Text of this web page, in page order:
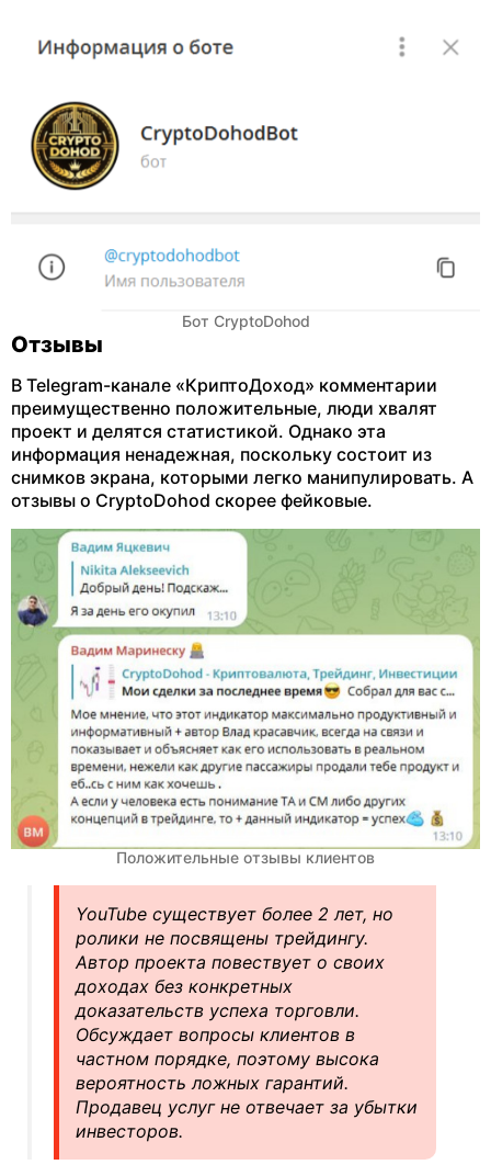
Бот CryptoDohod
Отзывы
В Telegram-канале «КриптоДоход» комментарии
преимущественно положительные, люди хвалят
проект и делятся статистикой. Однако эта
информация ненадежная, поскольку состоит из
снимков экрана, которыми легко манипулировать. А
отзывы о CryptoDohod скорее фейковые.
Положительные отзывы клиентов
YouTube существует более 2 лет, но
ролики не посвящены трейдингу.
Автор проекта повествует о своих
доходах без конкретных
доказательств успеха торговли.
Обсуждает вопросы клиентов в
частном порядке, поэтому высока
вероятность ложных гарантий.
Продавец услуг не отвечает за убытки
инвесторов.